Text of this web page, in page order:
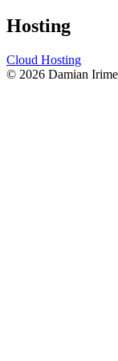
Hosting
Cloud Hosting
© 2026 Damian